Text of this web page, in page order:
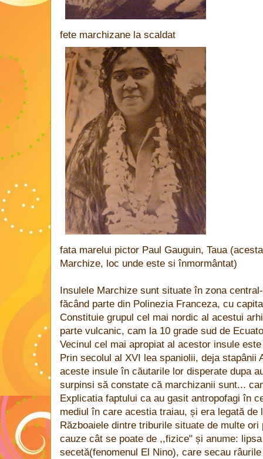
fete marchizane la scaldat
fata marelui pictor Paul Gauguin, Taua
Marchize, loc unde este si înmormântat)
Insulele Marchize sunt situate în zona
făcând parte din Polinezia Franceza, cu
Constituie grupul cel mai nordic al acestui
parte vulcanic, cam la 10 grade sud de
Vecinul cel mai apropiat al acestor insule
Prin secolul al XVI lea spaniolii, deja stapânii
aceste insule în căutarile lor disperate dupa
surpinsi să constate că marchizanii sunt...
Explicatia faptului ca au gasit antropofagi în
mediul în care acestia traiau, și era legată de
Războaiele dintre triburile situate de multe
cauze cât se poate de ,,fizice" și anume:
secetă(fenomenul El Nino), care secau